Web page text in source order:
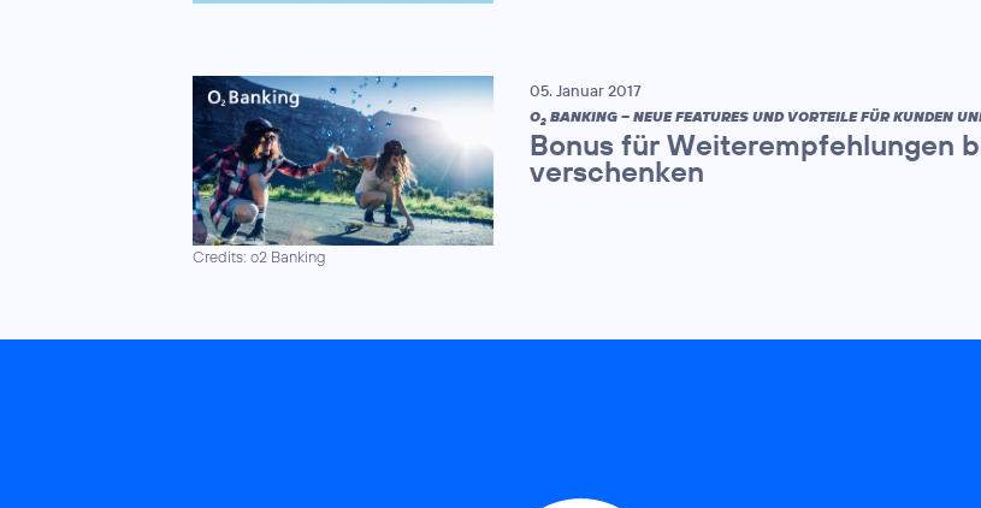
Credits: o2 Banking
05. Januar 2017
O2 BANKING – NEUE FEATURES UND VORTEILE FÜR KUNDEN
Bonus für Weiterempfehlungen
verschenken